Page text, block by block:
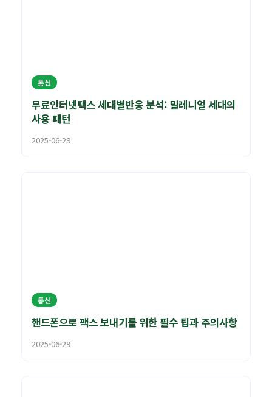
통신
무료인터넷팩스 세대별반응 분석: 밀레니얼 세대의
사용 패턴
2025-06-29
통신
핸드폰으로 팩스 보내기를 위한 필수 팁과 주의사항
2025-06-29